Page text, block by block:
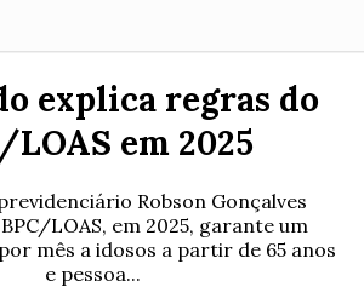
explica regras do
LOAS em 2025
Robson Gonçalves
LOAS, em 2025, garante um
mês a idosos a partir de 65 anos
e pessoa...